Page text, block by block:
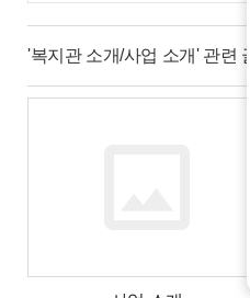
'복지관 소개/사업 소개' 관련 글